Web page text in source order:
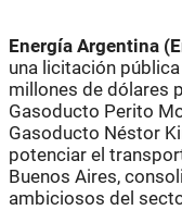
Energía Argentina
una licitación
millones de dólares
Gasoducto Perito
Gasoducto Néstor
potenciar el
Buenos Aires,
ambiciosos del